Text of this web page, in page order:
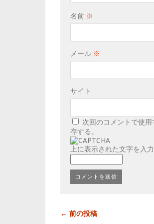
名前 ※
メール ※
サイト
次回のコメントで使
存する。
上に表示された文字を入力
← 前の投稿